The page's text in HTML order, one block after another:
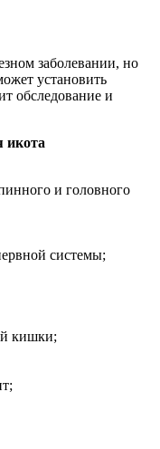
заболевании, но
установить
обследование и
икота
и головного
системы;
кишки;